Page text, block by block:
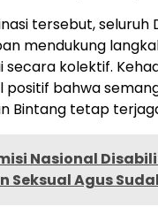
tersebut,
mendukung
kolektif.
positif bahwa
Bintang tetap
Nasional
Seksual Agus